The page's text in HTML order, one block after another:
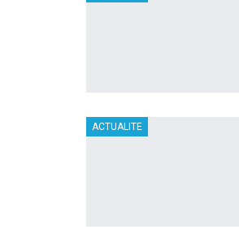
ACTUALITE